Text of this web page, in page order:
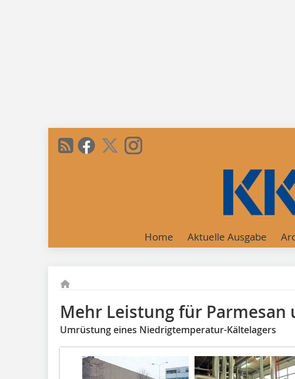
Home Aktuelle Ausgabe
Mehr Leistung für Parmesan
Umrüstung eines Niedrigtemperatur-Kältelagers